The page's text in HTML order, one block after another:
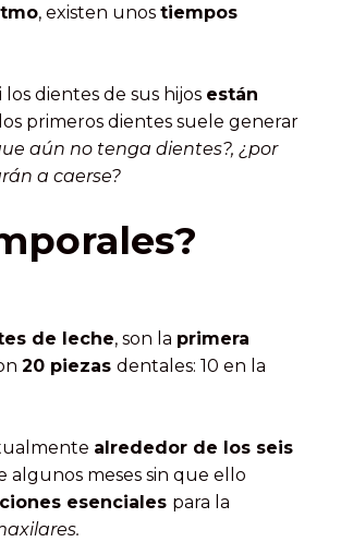
, existen unos tiempos
dientes de sus hijos están
primeros dientes suele generar
aún no tenga dientes?, ¿por
a caerse?
de leche, son la primera
20 piezas dentales: 10 en la
alrededor de los seis
algunos meses sin que ello
esenciales para la